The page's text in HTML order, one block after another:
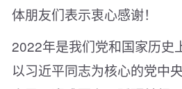
体朋友们表示衷心感谢！
2022年是我们党和国家历史
以习近平同志为核心的党中